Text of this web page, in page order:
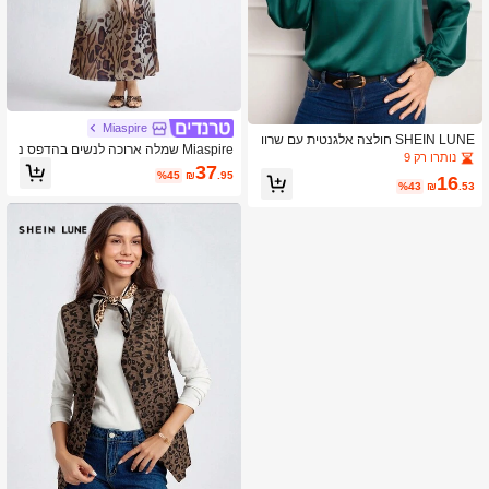
SHEIN LUNE חולצה אלגנטית עם שרוו
ל פנסים בצבע אחיד V צווארון V, אביב
נותרו רק 9
₪16.53
%43
Miaspire
Miaspire שמלה ארוכה לנשים בהדפס נ
מר סאטן, לבוש נופש אלגנטי לאביב וקיץ
₪37 .95
%45